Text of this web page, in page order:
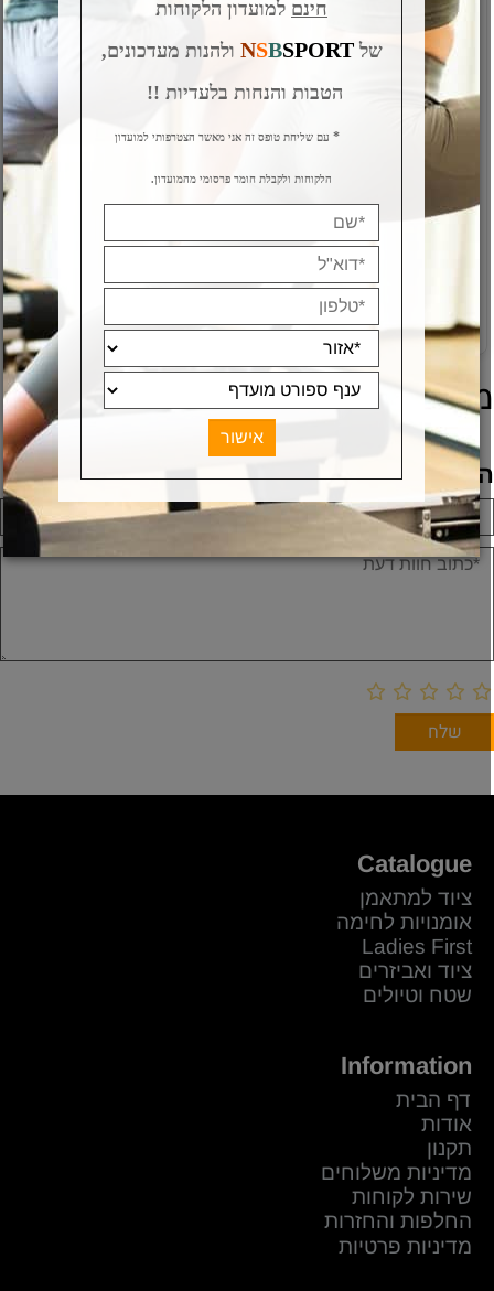
מק"ט:
E-M2
₪12,900
פרטים נוספים
אליפטיקל מגנטי חשמלי
Max700
E-MAX700
פרטים נוספים
אחרונים שנצפו
חוות דעת
Catalogue
ציוד למתאמן
אומנויות לחימה
Ladies First
ציוד ואביזרים
שטח וטיולים
Information
דף הבית
אודות
תקנון
מדיניות משלוחים
שירות לקוחות
החלפות והחזרות
מדיניות פרטיות
חינםלמועדון הלקוחות
של
NSBSPORT
ולהנות מעדכונים,
הטבות והנחות בלעדיות !!
*עם שליחת טופס זה אני מאשר הצטרפותי למועדון
הלקוחות ולקבלת חומר פרסומי מהמועדון.